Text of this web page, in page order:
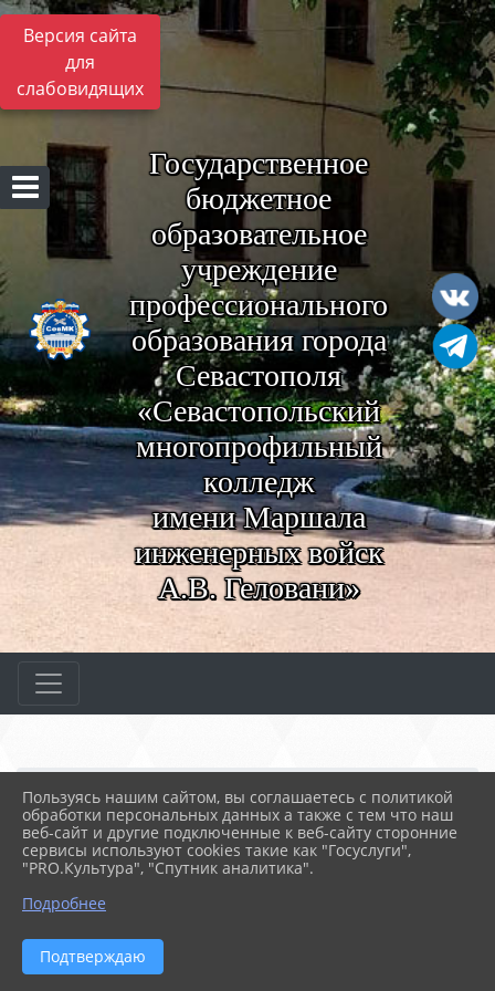
Версия сайта
для
слабовидящих
Государственное
бюджетное
образовательное
учреждение
профессионального
образования города
Севастополя
«Севастопольский
многопрофильный
колледж
имени Маршала
инженерных войск
А.В. Геловани»
Главная МЕРОПРИЯТИЯ
Новости
Торжественная линейка
16.12.2024 08:17
Пользуясь нашим сайтом, вы соглашаетесь с политикой
обработки персональных данных а также с тем что наш
веб-сайт и другие подключенные к веб-сайту сторонние
сервисы используют cookies такие как "Госуслуги",
"PRO.Культура", "Спутник аналитика".
Подробнее
Подтверждаю